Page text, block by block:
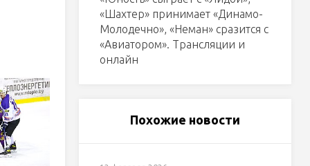
«Шахтер» принимает «Динамо-
Молодечно», «Неман» сразится с
«Авиатором». Трансляции и
онлайн
Похожие новости